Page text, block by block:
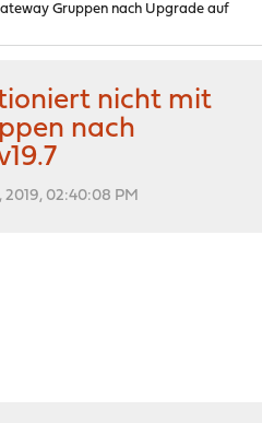
Gruppen nach Upgrade auf
nicht mit
nach
2019, 02:40:08 PM